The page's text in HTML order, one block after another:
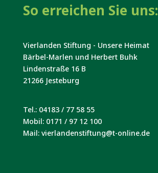
So erreichen Sie uns:
Vierlanden Stiftung - Unsere Heimat
Bärbel-Marlen und Herbert Buhk
Lindenstraße 16 B
21266 Jesteburg
Tel.: 04183 / 77 58 55
Mobil: 0171 / 97 12 100
Mail: vierlandenstiftung@t-online.de